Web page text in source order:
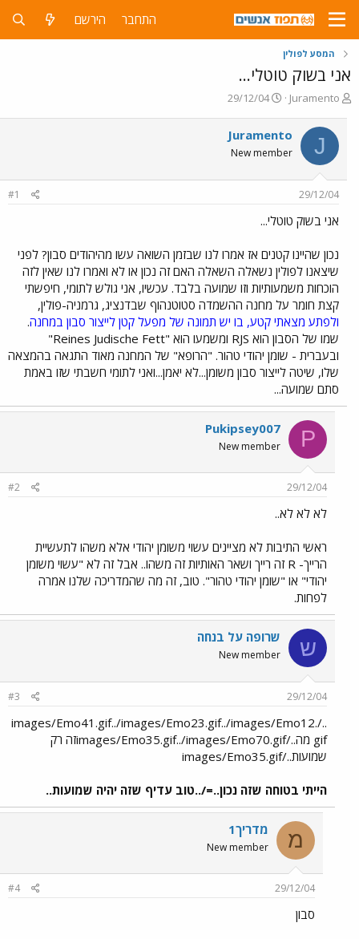
התחבר הירשם
המסע לפולין
אני בשוק טוטלי...
פ
ח
ה
ו
ש
Juramento
פ
ס
ם
ת
י
29/12/04
J
Juramento
New member
29/12/04
#1
אני בשוק טוטלי...
נכון שהיינו קטנים אז אמרו לנו שבזמן השואה עשו מהיהודים סבון? לפני
שיצאנו לפולין נשאלה השאלה האם זה נכון או לא ואמרו לנו שאין לזה
הוכחות משמעותיות וזו שמועה בלבד. עכשיו, אני גולש לתומי, חיפשתי
קצת חומר על מחנה ההשמדה סטוטנהוף שבדנציג, גרמניה-פולין,
ולפתע מצאתי קטע, בו יש תמונה של מפעל קטן לייצור סבון במחנה.
שמו של הסבון הוא RJS ומשמעו הוא "Reines Judische Fett"
ובעברית - שומן יהודי טהור. "הרופא" של המחנה מאוד התגאה בהמצאה
שלו, שיטה לייצור סבון משומן...לא יאמן...ואני לתומי חשבתי שזו באמת
סתם שמועה...
P
Pukipsey007
New member
29/12/04
#2
לא לא לא..
ראשי התיבות לא מציינים עשוי משומן יהודי אלא משהו לתעשיית
הרייך- R זה רייך ושאר האותיות זה משהו.. אבל זה לא "עשוי משומן
יהודי" או "שומן יהודי טהור". טוב, זה מה שהמדריכה שלנו אמרה
לפחות.
ש שרופה על בנחה
New member
29/12/04
#3
../images/Emo41.gif../images/Emo23.gif../images/Emo12.
gif מה../images/Emo35.gif../images/Emo70.gifזה רק
שמועות../images/Emo35.gif
הייתי בטוחה שזה נכון..=/..טוב עדיף שזה יהיה שמועות..
מ מדריך1
New member
29/12/04
#4
סבון